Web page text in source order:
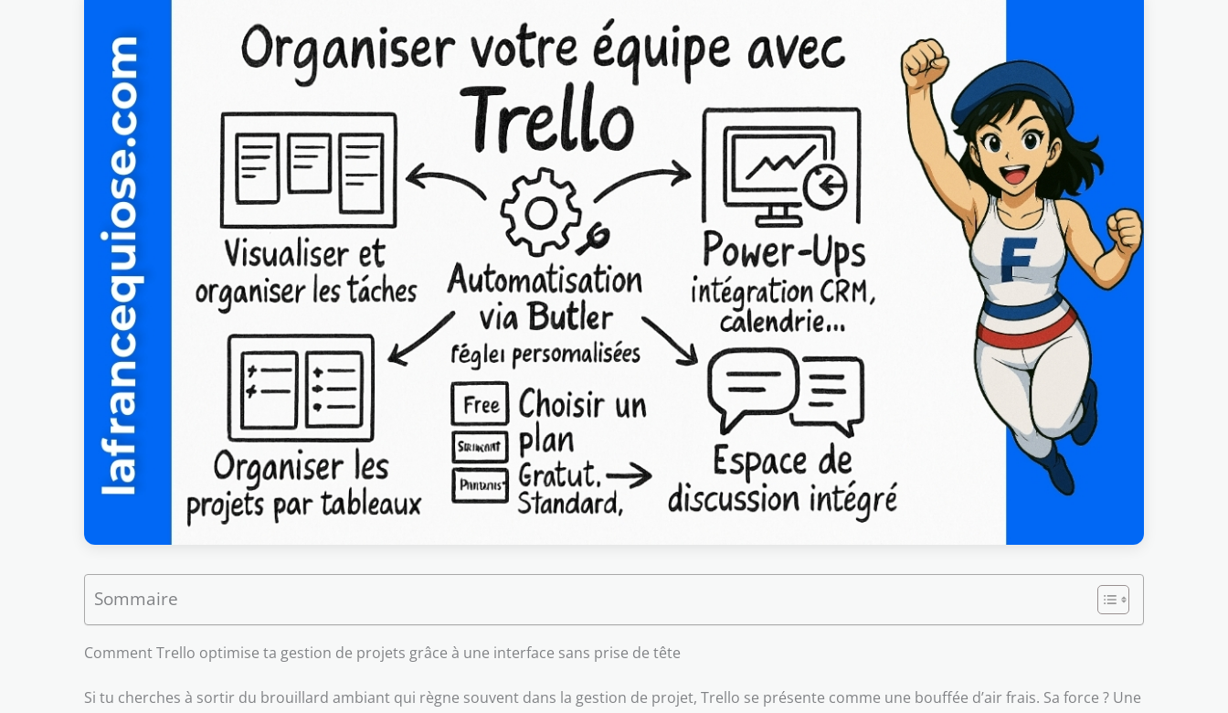
Sommaire
Comment Trello optimise ta gestion de projets grâce à une interface sans prise de tête
Si tu cherches à sortir du brouillard ambiant qui règne souvent dans la gestion de projet, Trello se présente comme une bouffée d’air frais. Sa force ? Une